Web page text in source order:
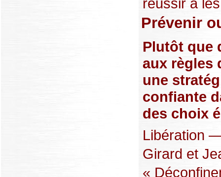
Prévenir
Plutôt que
aux règles
une
confiante
des choix
Libération
Girard et
«